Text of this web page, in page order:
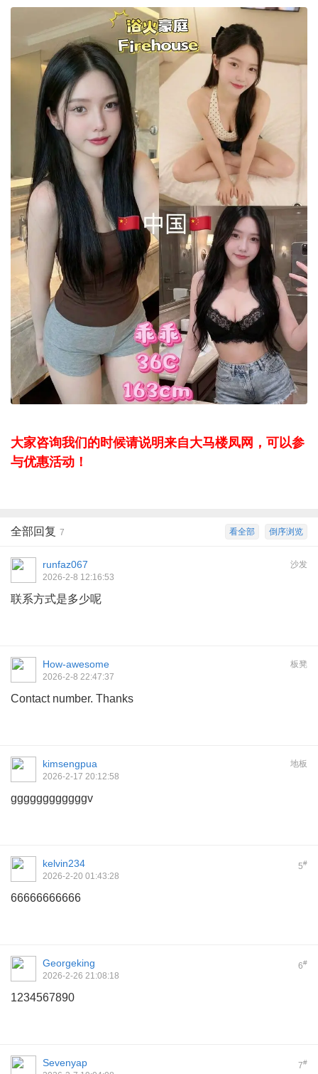
大家咨询我们的时候请说明来自大马楼凤网，可以参
与优惠活动！
倒序浏览
看全部
全部回复 7
沙发
runfaz067
2026-2-8 12:16:53
联系方式是多少呢
板凳
How-awesome
2026-2-8 22:47:37
Contact number. Thanks
地板
kimsengpua
2026-2-17 20:12:58
ggggggggggggv
5#
kelvin234
2026-2-20 01:43:28
66666666666
6#
Georgeking
2026-2-26 21:08:18
1234567890
7#
Sevenyap